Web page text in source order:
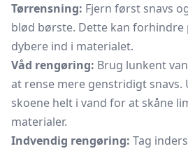
Tørrensning: Fjern først snavs
blød børste. Dette kan
dybere ind i materialet.
Våd rengøring: Brug lunkent
at rense mere genstridigt
skoene helt i vand for at skåne
materialer.
Indvendig rengøring: Tag